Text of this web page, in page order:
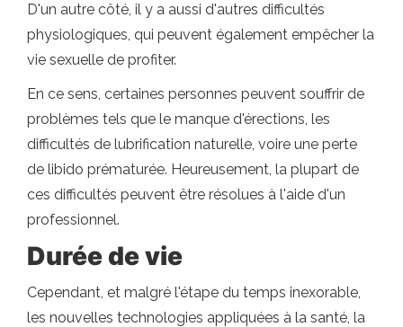
D'un autre côté, il y a aussi d'autres difficultés
physiologiques, qui peuvent également empêcher la
vie sexuelle de profiter.
En ce sens, certaines personnes peuvent souffrir de
problèmes tels que le manque d'érections, les
difficultés de lubrification naturelle, voire une perte
de libido prématurée. Heureusement, la plupart de
ces difficultés peuvent être résolues à l'aide d'un
professionnel.
Durée de vie
Cependant, et malgré l'étape du temps inexorable,
les nouvelles technologies appliquées à la santé, la